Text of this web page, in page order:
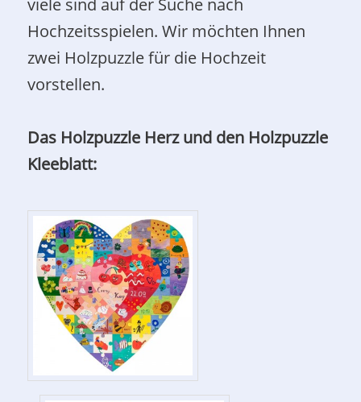
Hochzeitsspielen. Wir möchten Ihnen
zwei Holzpuzzle für die Hochzeit
vorstellen.
Das Holzpuzzle Herz und den Holzpuzzle
Kleeblatt: